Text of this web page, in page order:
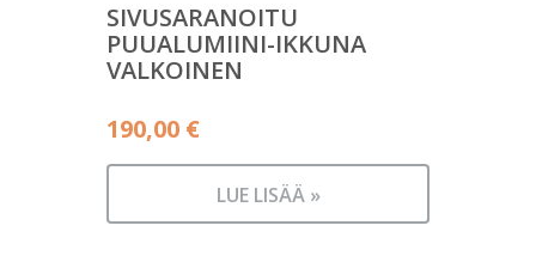
SIVUSARANOITU
PUUALUMIINI-IKKUNA
VALKOINEN
190,00 €
LUE LISÄÄ »